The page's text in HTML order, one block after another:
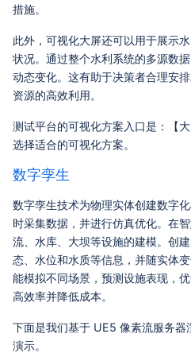
措施。
此外，可视化大屏还可以用于展示
状况。通过整个水利系统的多源数
动态变化。这有助于决策者合理安
资源的高效利用。
测试平台的可视化方案入口是：【
选择适合的可视化方案。
数字孪生
数字孪生技术为物理实体创建数字
时采集数据，并进行仿真优化。在
流、水库、大坝等设施的建模。创
态、水位和水质等信息，并随实体
能模拟不同场景，预测设施表现，
高效率并降低成本。
下面是我们基于 UE5 像素流服务
演示。